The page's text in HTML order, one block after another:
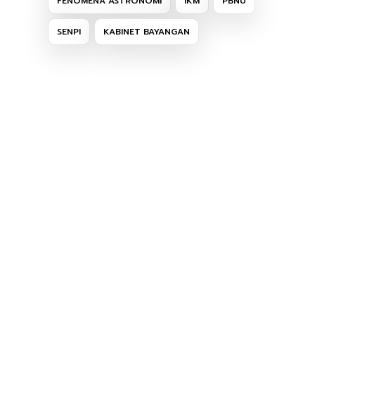
SENPI KABINET BAYANGAN